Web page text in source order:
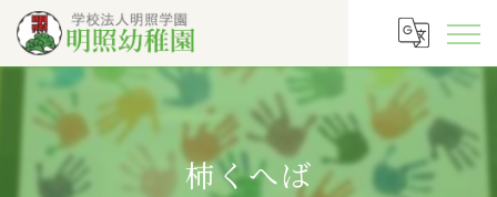
柿くへば